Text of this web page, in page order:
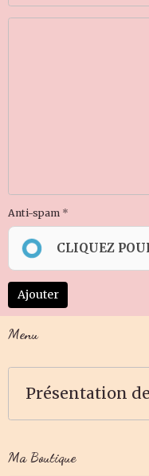
Anti-spam
CLIQUEZ
Ajouter
Menu
Présentation
Ma Boutique